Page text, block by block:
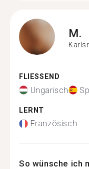
M.
FLIESSEND
Ungarisch
LERNT
Französisch
So wünsche ich